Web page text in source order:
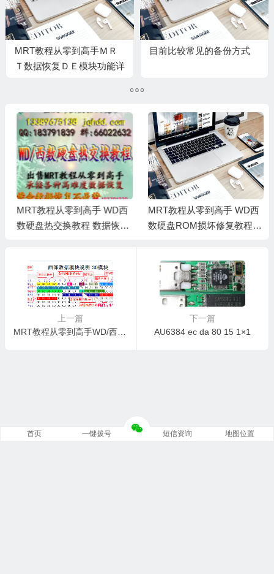
MRT教程从零到高手ＭＲ
Ｔ数据恢复ＤＥ模块功能详
目前比较常见的备份方式
MRT教程从零到高手 WD西
数硬盘热交换教程 数据恢复
MRT教程从零到高手 WD西
数硬盘ROM损坏修复教程
上一篇
MRT教程从零到高手WD/西数ROM 30模块讲解 数据恢复培训
下一篇
AU6384 ec da 80 15 1×1
首页 一键拨号 短信资询 地图位置